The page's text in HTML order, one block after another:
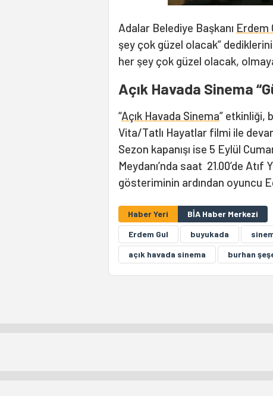
Adalar Belediye Başkanı Erdem
şey çok güzel olacak”
her şey çok güzel olacak,
Açık Havada Sinema
“Açık Havada Sinema” etkinliği,
Vita/Tatlı Hayatlar filmi ile
Sezon kapanışı ise 5 Eylül
Meydanı’nda saat 21.00’de Atıf
gösteriminin ardından oyuncu
Haber Yeri BİA Haber Merkezi
Erdem Gul
buyukada
açık havada sinema
burhan